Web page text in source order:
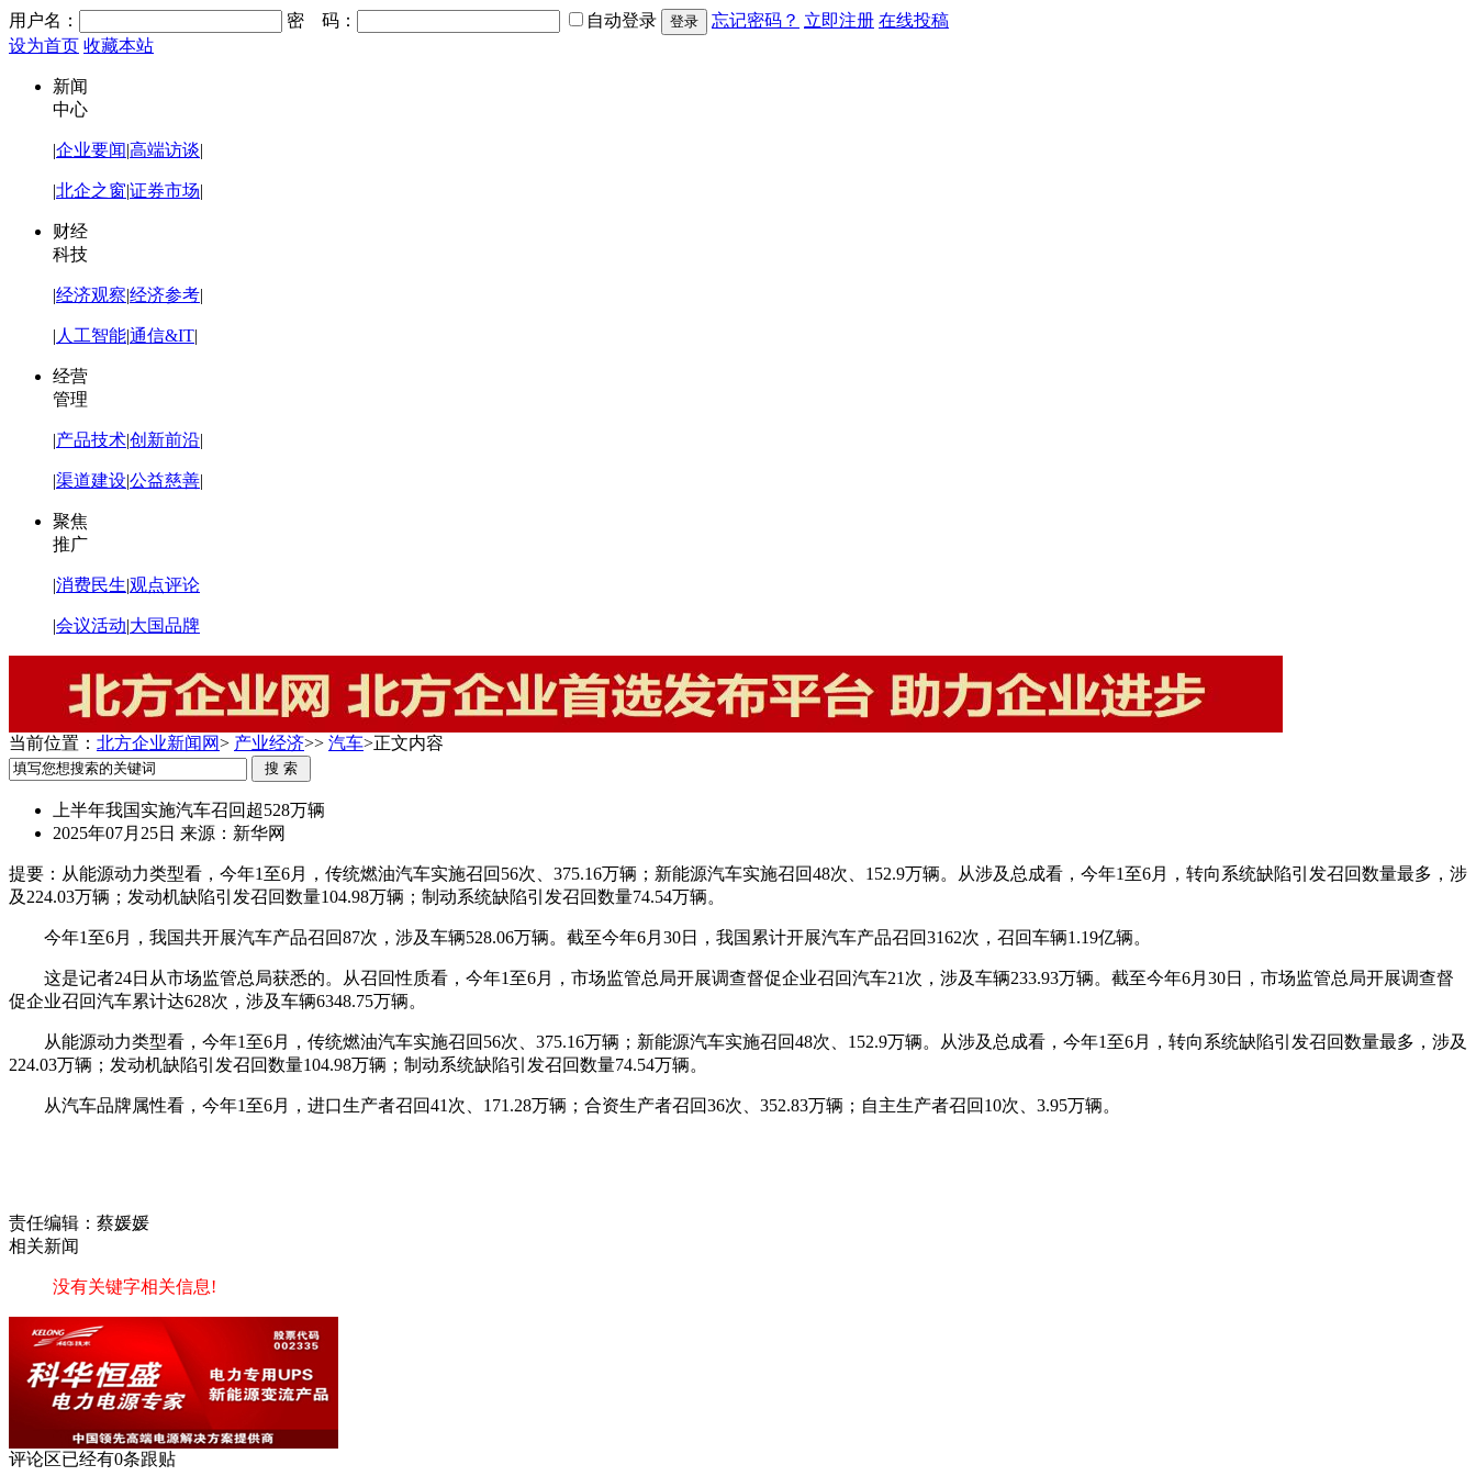
用户名： 密 码： 自动登录 忘记密码？ 立即注册 在线投稿
设为首页 收藏本站
新闻
中心
|企业要闻|高端访谈|
|北企之窗|证券市场|
财经
科技
|经济观察|经济参考|
| 人工智能|通信&IT|
经营
管理
|产品技术|创新前沿|
|渠道建设|公益慈善|
聚焦
推广
|消费民生|观点评论
|会议活动|大国品牌
当前位置： 北方企业新闻网> 产业经济>> 汽车>正文内容
上半年我国实施汽车召回超528万辆
2025年07月25日 来源：新华网
提要： 从能源动力类型看，今年1至6月，传统燃油汽车实施召回56次、375.16万辆；新能源汽车实施召回48次、152.9万辆。从涉及总成看，今年1至6月，转向系统缺陷引发召回数量最多，涉
及224.03万辆；发动机缺陷引发召回数量104.98万辆；制动系统缺陷引发召回数量74.54万辆。
今年1至6月，我国共开展汽车产品召回87次，涉及车辆528.06万辆。截至今年6月30日，我国累计开展汽车产品召回3162次，召回车辆1.19亿辆。
这是记者24日从市场监管总局获悉的。从召回性质看，今年1至6月，市场监管总局开展调查督促企业召回汽车21次，涉及车辆233.93万辆。截至今年6月30日，市场监管总局开展调查督
促企业召回汽车累计达628次，涉及车辆6348.75万辆。
从能源动力类型看，今年1至6月，传统燃油汽车实施召回56次、375.16万辆；新能源汽车实施召回48次、152.9万辆。从涉及总成看，今年1至6月，转向系统缺陷引发召回数量最多，涉及
224.03万辆；发动机缺陷引发召回数量104.98万辆；制动系统缺陷引发召回数量74.54万辆。
从汽车品牌属性看，今年1至6月，进口生产者召回41次、171.28万辆；合资生产者召回36次、352.83万辆；自主生产者召回10次、3.95万辆。
责任编辑：蔡媛媛
相关新闻
没有关键字相关信息!
评论区已经有0条跟贴